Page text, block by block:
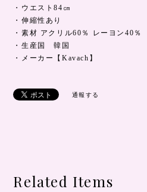
・ウエスト84㎝
・伸縮性あり
・素材 アクリル60％ レーヨン40％
・生産国 韓国
・メーカー【Kavach】
通報する
Related Items